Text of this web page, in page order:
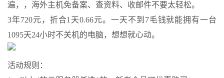
遍，，海外主机免备案、查资料、收邮件不要太轻松。
3年720元，折合1天0.66元。一天不到7毛钱就能拥有一台
1095天24小时不关机的电脑，想想就心动。
活动规则：